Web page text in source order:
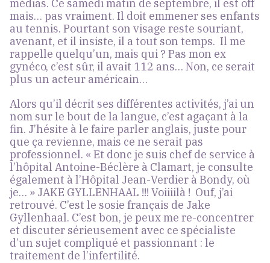
médias. Ce samedi matin de septembre, il est off
mais… pas vraiment. Il doit emmener ses enfants
au tennis. Pourtant son visage reste souriant,
avenant, et il insiste, il a tout son temps. Il me
rappelle quelqu’un, mais qui ? Pas mon ex
gynéco, c’est sûr, il avait 112 ans… Non, ce serait
plus un acteur américain…
Alors qu’il décrit ses différentes activités, j’ai un
nom sur le bout de la langue, c’est agaçant à la
fin. J’hésite à le faire parler anglais, juste pour
que ça revienne, mais ce ne serait pas
professionnel. « Et donc je suis chef de service à
l’hôpital Antoine-Béclère à Clamart, je consulte
également à l’Hôpital Jean-Verdier à Bondy, où
je… » JAKE GYLLENHAAL !!! Voiiiilà ! Ouf, j’ai
retrouvé. C’est le sosie français de Jake
Gyllenhaal. C’est bon, je peux me re-concentrer
et discuter sérieusement avec ce spécialiste
d’un sujet compliqué et passionnant : le
traitement de l’infertilité.